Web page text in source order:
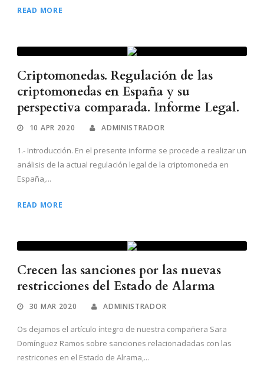
READ MORE
Criptomonedas. Regulación de las
criptomonedas en España y su
perspectiva comparada. Informe Legal.
10 APR 2020 ADMINISTRADOR
1.- Introducción. En el presente informe se procede a realizar un
análisis de la actual regulación legal de la criptomoneda en
España,...
READ MORE
Crecen las sanciones por las nuevas
restricciones del Estado de Alarma
30 MAR 2020 ADMINISTRADOR
Os dejamos el artículo íntegro de nuestra compañera Sara
Domínguez Ramos sobre sanciones relacionadadas con las
restricones en el Estado de Alrama,...